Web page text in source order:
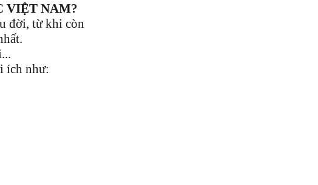
VIỆT NAM?
đời, từ khi còn
ích như: